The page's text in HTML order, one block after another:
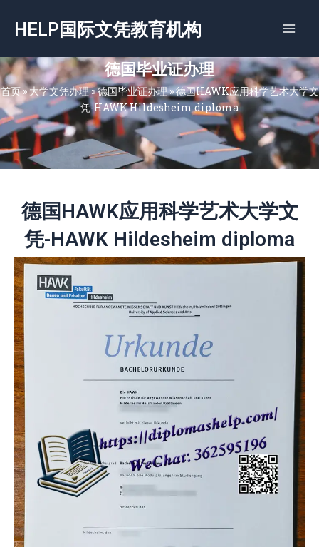
容
HELP国际文凭教育机构
德国毕业证办理
首页»大学文凭办理»德国毕业证办理»德国HAWK应用科学艺术大学文
凭-HAWK Hildesheim diploma
德国HAWK应用科学艺术大学文
凭-HAWK Hildesheim diploma